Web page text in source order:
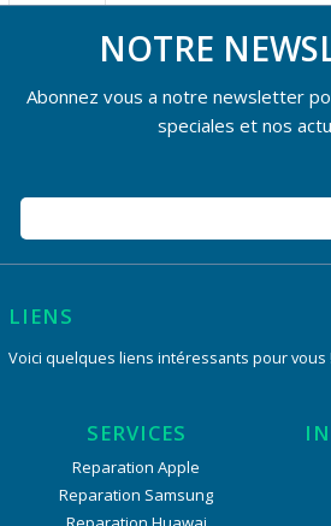
NOTRE
Abonnez vous a notre newsletter
speciales et nos
LIENS
Voici quelques liens intéressants pour vous !
SERVICES
Reparation Apple
Reparation Samsung